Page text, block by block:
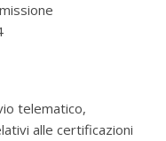
telematico,
alle certificazioni